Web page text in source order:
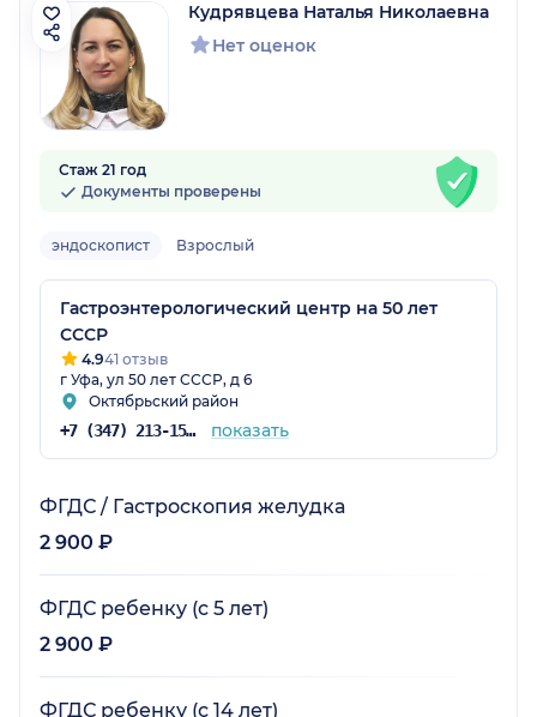
Кудрявцева Наталья Николаевна
Нет оценок
Стаж 21 год
Документы проверены
эндоскопист Взрослый
Гастроэнтерологический центр на 50 лет
СССР
4.941 отзыв
г Уфа, ул 50 лет СССР, д 6
Октябрьский район
+7 (347) 213-15-78 показать
ФГДС / Гастроскопия желудка
2 900 ₽
ФГДС ребенку (с 5 лет)
2 900 ₽
ФГДС ребенку (с 14 лет)